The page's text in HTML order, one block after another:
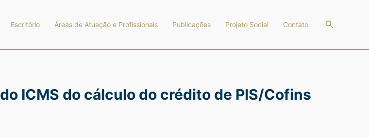
Escritório Áreas de Atuação e Profissionais Publicações Projeto Social Contato Pesquisar
ICMS do cálculo do crédito de PIS/Cofins